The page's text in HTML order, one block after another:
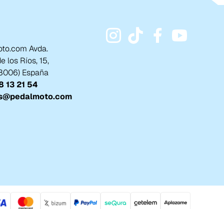
Avda.
los Ríos, 15,
España
13 21 54